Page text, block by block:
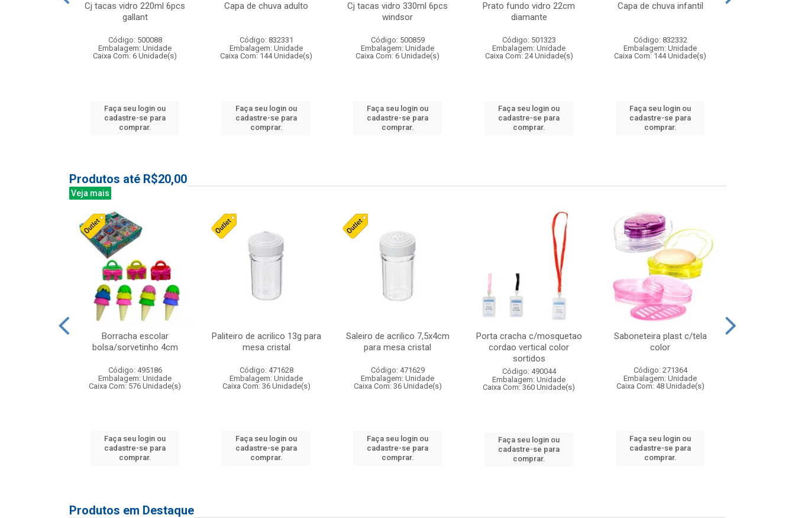
Cj tacas vidro 220ml 6pcs
gallant
Código: 500088
Embalagem: Unidade
Caixa Com: 6 Unidade(s)
Faça seu login ou
cadastre-se para
comprar.
Capa de chuva adulto
Código: 832331
Embalagem: Unidade
Caixa Com: 144 Unidade(s)
Faça seu login ou
cadastre-se para
comprar.
Cj tacas vidro 330ml 6pcs
windsor
Código: 500859
Embalagem: Unidade
Caixa Com: 6 Unidade(s)
Faça seu login ou
cadastre-se para
comprar.
Prato fundo vidro 22cm
diamante
Código: 501323
Embalagem: Unidade
Caixa Com: 24 Unidade(s)
Faça seu login ou
cadastre-se para
comprar.
Capa de chuva infantil
Código: 832332
Embalagem: Unidade
Caixa Com: 144 Unidade(s)
Faça seu login ou
cadastre-se para
comprar.
Produtos até R$20,00
Veja mais
Borracha escolar
bolsa/sorvetinho 4cm
Código: 495186
Embalagem: Unidade
Caixa Com: 576 Unidade(s)
Faça seu login ou
cadastre-se para
comprar.
Paliteiro de acrilico 13g para
mesa cristal
Código: 471628
Embalagem: Unidade
Caixa Com: 36 Unidade(s)
Faça seu login ou
cadastre-se para
comprar.
Saleiro de acrilico 7,5x4cm
para mesa cristal
Código: 471629
Embalagem: Unidade
Caixa Com: 36 Unidade(s)
Faça seu login ou
cadastre-se para
comprar.
Porta cracha c/mosquetao
cordao vertical color
sortidos
Código: 490044
Embalagem: Unidade
Caixa Com: 360 Unidade(s)
Faça seu login ou
cadastre-se para
comprar.
Saboneteira plast c/tela
color
Código: 271364
Embalagem: Unidade
Caixa Com: 48 Unidade(s)
Faça seu login ou
cadastre-se para
comprar.
Produtos em Destaque